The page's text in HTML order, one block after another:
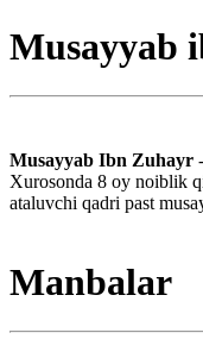
Musayyab
Musayyab Ibn Zuhayr
Xurosonda 8 oy noiblik
ataluvchi qadri past
Manbalar